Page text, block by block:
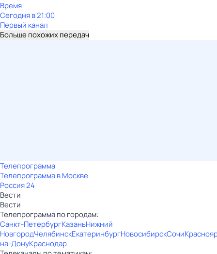
Время
Сегодня в 21:00
Первый канал
Больше похожих передач
Телепрограмма
Телепрограмма в Москве
Россия 24
Вести
Вести
Телепрограмма по городам:
Санкт-ПетербургКазаньНижний
НовгородЧелябинскЕкатеринбургНовосибирскСочи
на-ДонуКраснодар